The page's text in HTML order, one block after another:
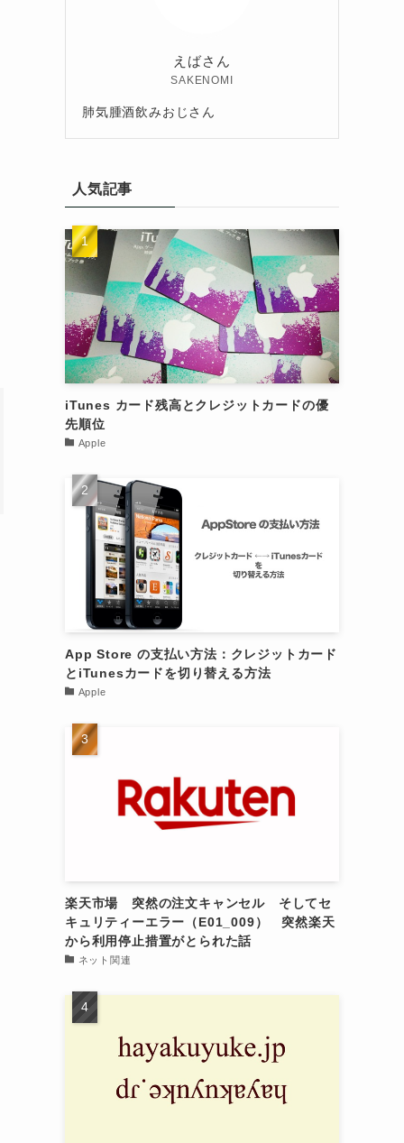
えばさん
SAKENOMI
肺気腫酒飲みおじさん
人気記事
iTunes カード残高とクレジットカードの優
先順位
Apple
App Store の支払い方法：クレジットカード
とiTunesカードを切り替える方法
Apple
楽天市場 突然の注文キャンセル そしてセ
キュリティーエラー（E01_009） 突然楽天
から利用停止措置がとられた話
ネット関連